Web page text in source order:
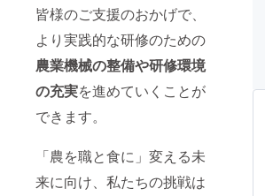
皆様のご支援のおかげで、
より実践的な研修のための
農業機械の整備や研修環境
の充実を進めていくことが
できます。
「農を職と食に」変える未
来に向け、私たちの挑戦は